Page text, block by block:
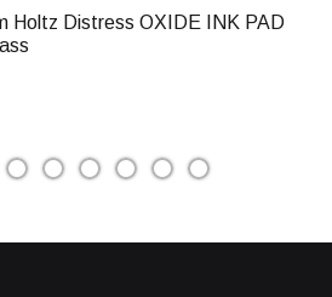
Holtz Distress OXIDE INK PAD